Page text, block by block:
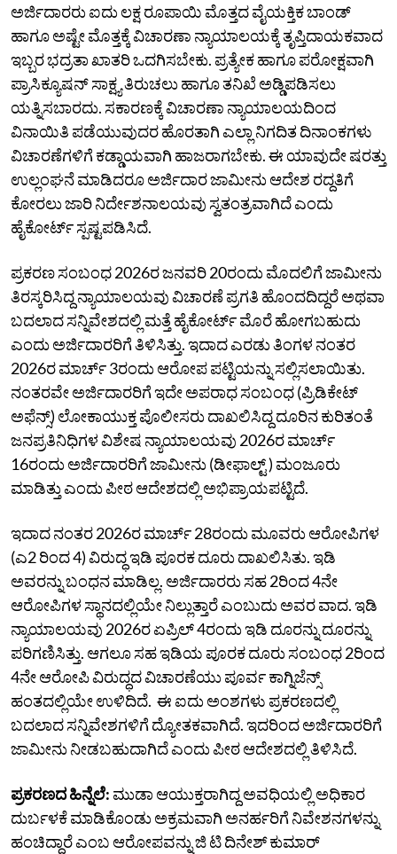
ಅರ್ಜಿದಾರರು ಐದು ಲಕ್ಷ ರೂಪಾಯಿ ಮೊತ್ತದ ವೈಯಕ್ತಿಕ ಬಾಂಡ್
ಹಾಗೂ ಅಷ್ಟೇ ಮೊತ್ತಕ್ಕೆ ವಿಚಾರಣಾ ನ್ಯಾಯಾಲಯಕ್ಕೆ ತೃಪ್ತಿದಾಯಕವಾದ
ಇಬ್ಬರ ಭದ್ರತಾ ಖಾತರಿ ಒದಗಿಸಬೇಕು. ಪ್ರತ್ಯೇಕ ಹಾಗೂ ಪರೋಕ್ಷವಾಗಿ
ಪ್ರಾಸಿಕ್ಯೂಷನ್ ಸಾಕ್ಷ್ಯ ತಿರುಚಲು ಹಾಗೂ ತನಿಖೆ ಅಡ್ಡಿಪಡಿಸಲು
ಯತ್ನಿಸಬಾರದು. ಸಕಾರಣಕ್ಕೆ ವಿಚಾರಣಾ ನ್ಯಾಯಾಲಯದಿಂದ
ವಿನಾಯಿತಿ ಪಡೆಯುವುದರ ಹೊರತಾಗಿ ಎಲ್ಲಾ ನಿಗದಿತ ದಿನಾಂಕಗಳು
ವಿಚಾರಣೆಗಳಿಗೆ ಕಡ್ಡಾಯವಾಗಿ ಹಾಜರಾಗಬೇಕು. ಈ ಯಾವುದೇ ಷರತ್ತು
ಉಲ್ಲಂಘನೆ ಮಾಡಿದರೂ ಅರ್ಜಿದಾರ ಜಾಮೀನು ಆದೇಶ ರದ್ದತಿಗೆ
ಕೋರಲು ಜಾರಿ ನಿರ್ದೇಶನಾಲಯವು ಸ್ವತಂತ್ರವಾಗಿದೆ ಎಂದು
ಹೈಕೋರ್ಟ್ ಸ್ಪಷ್ಟಪಡಿಸಿದೆ.
ಪ್ರಕರಣ ಸಂಬಂಧ 2026ರ ಜನವರಿ 20ರಂದು ಮೊದಲಿಗೆ ಜಾಮೀನು
ತಿರಸ್ಕರಿಸಿದ್ದ ನ್ಯಾಯಾಲಯವು ವಿಚಾರಣೆ ಪ್ರಗತಿ ಹೊಂದದಿದ್ದರೆ ಅಥವಾ
ಬದಲಾದ ಸನ್ನಿವೇಶದಲ್ಲಿ ಮತ್ತೆ ಹೈಕೋರ್ಟ್ ಮೊರೆ ಹೋಗಬಹುದು
ಎಂದು ಅರ್ಜಿದಾರರಿಗೆ ತಿಳಿಸಿತ್ತು. ಇದಾದ ಎರಡು ತಿಂಗಳ ನಂತರ
2026ರ ಮಾರ್ಚ್‌ 3ರಂದು ಆರೋಪ ಪಟ್ಟಿಯನ್ನು ಸಲ್ಲಿಸಲಾಯಿತು.
ನಂತರವೇ ಅರ್ಜಿದಾರರಿಗೆ ಇದೇ ಅಪರಾಧ ಸಂಬಂಧ (ಪ್ರಿಡಿಕೇಟ್
ಅಫೆನ್ಸ್) ಲೋಕಾಯುಕ್ತ ಪೊಲೀಸರು ದಾಖಲಿಸಿದ್ದ ದೂರಿನ ಕುರಿತಂತೆ
ಜನಪ್ರತಿನಿಧಿಗಳ ವಿಶೇಷ ನ್ಯಾಯಾಲಯವು‌ 2026ರ ಮಾರ್ಚ್‌
16ರಂದು ಅರ್ಜಿದಾರರಿಗೆ ಜಾಮೀನು (ಡೀಫಾಲ್ಟ್ ) ಮಂಜೂರು
ಮಾಡಿತ್ತು ಎಂದು ಪೀಠ ಆದೇಶದಲ್ಲಿ ಅಭಿಪ್ರಾಯಪಟ್ಟಿದೆ.
ಇದಾದ ನಂತರ 2026ರ ಮಾರ್ಚ್‌ 28ರಂದು ಮೂವರು ಆರೋಪಿಗಳ
(ಎ2 ರಿಂದ 4) ವಿರುದ್ಧ ಇಡಿ ಪೂರಕ ದೂರು ದಾಖಲಿಸಿತು.‌ ಇಡಿ
ಅವರನ್ನು ಬಂಧನ ಮಾಡಿಲ್ಲ.‌‌ ಅರ್ಜಿದಾರರು ಸಹ 2ರಿಂದ 4ನೇ
ಆರೋಪಿಗಳ ಸ್ಥಾನದಲ್ಲಿಯೇ ನಿಲ್ಲುತ್ತಾರೆ ಎಂಬುದು ಅವರ ವಾದ. ಇಡಿ
ನ್ಯಾಯಾಲಯವು 2026ರ ಏಪ್ರಿಲ್‌ 4ರಂದು ಇಡಿ ದೂರನ್ನು ದೂರನ್ನು
ಪರಿಗಣಿಸಿತ್ತು.‌ ಆಗಲೂ ಸಹ ಇಡಿಯ ಪೂರಕ ದೂರು ಸಂಬಂಧ 2ರಿಂದ
4ನೇ ಆರೋಪಿ ವಿರುದ್ಧದ ವಿಚಾರಣೆಯು ಪೂರ್ವ ಕಾಗ್ನಿಜೆನ್ಸ್
ಹಂತದಲ್ಲಿಯೇ ಉಳಿದಿದೆ. ಈ ಐದು ಅಂಶಗಳು ‌ಪ್ರಕರಣದಲ್ಲಿ
ಬದಲಾದ ಸನ್ನಿವೇಶಗಳಿಗೆ ದ್ಯೋತಕವಾಗಿದೆ.‌ ಇದರಿಂದ ಅರ್ಜಿದಾರರಿಗೆ
ಜಾಮೀನು ನೀಡಬಹುದಾಗಿದೆ ಎಂದು ಪೀಠ ಆದೇಶದಲ್ಲಿ ತಿಳಿಸಿದೆ.
ಪ್ರಕರಣದ ಹಿನ್ನೆಲೆ: ಮುಡಾ ಆಯುಕ್ತರಾಗಿದ್ದ ಅವಧಿಯಲ್ಲಿ ಅಧಿಕಾರ
ದುರ್ಬಳಕೆ ಮಾಡಿಕೊಂಡು ಅಕ್ರಮವಾಗಿ ಅನರ್ಹರಿಗೆ ನಿವೇಶನಗಳನ್ನು
ಹಂಚಿದ್ದಾರೆ ಎಂಬ ಆರೋಪವನ್ನು ಜಿ ಟಿ ದಿನೇಶ್ ಕುಮಾರ್